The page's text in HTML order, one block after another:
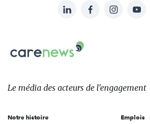
sur:
LinkedInFacebookInstagram
Le
des
l'engagement
Le média des acteurs de l'engagement
Notre histoire Emplois